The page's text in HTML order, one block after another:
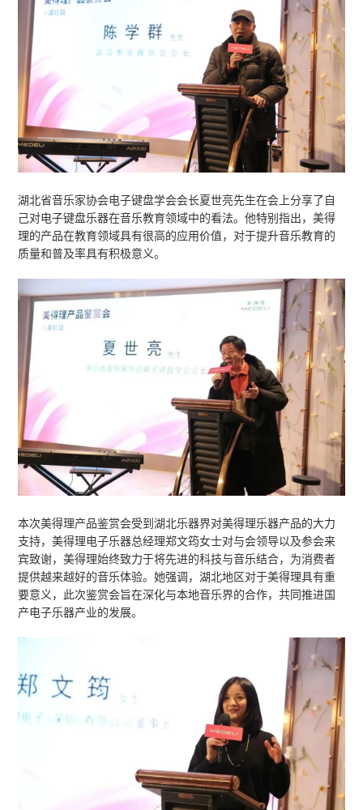
武汉市乐器协会会长陈学群先生在会上表示，
器的代表，其产品不仅代表了国产乐器的高水
乐器市场新潮流的风向标。